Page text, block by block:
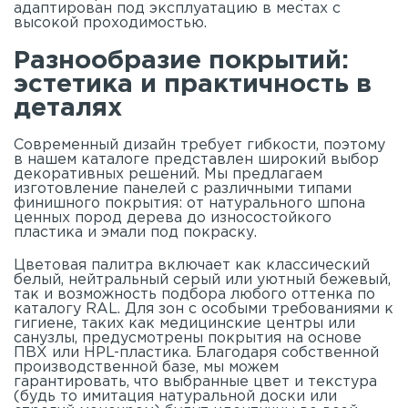
адаптирован под эксплуатацию в местах с
высокой проходимостью.
Разнообразие покрытий:
эстетика и практичность в
деталях
Современный дизайн требует гибкости, поэтому
в нашем каталоге представлен широкий выбор
декоративных решений. Мы предлагаем
изготовление панелей с различными типами
финишного покрытия: от натурального шпона
ценных пород дерева до износостойкого
пластика и эмали под покраску.
Цветовая палитра включает как классический
белый, нейтральный серый или уютный бежевый,
так и возможность подбора любого оттенка по
каталогу RAL. Для зон с особыми требованиями к
гигиене, таких как медицинские центры или
санузлы, предусмотрены покрытия на основе
ПВХ или HPL-пластика. Благодаря собственной
производственной базе, мы можем
гарантировать, что выбранные цвет и текстура
(будь то имитация натуральной доски или